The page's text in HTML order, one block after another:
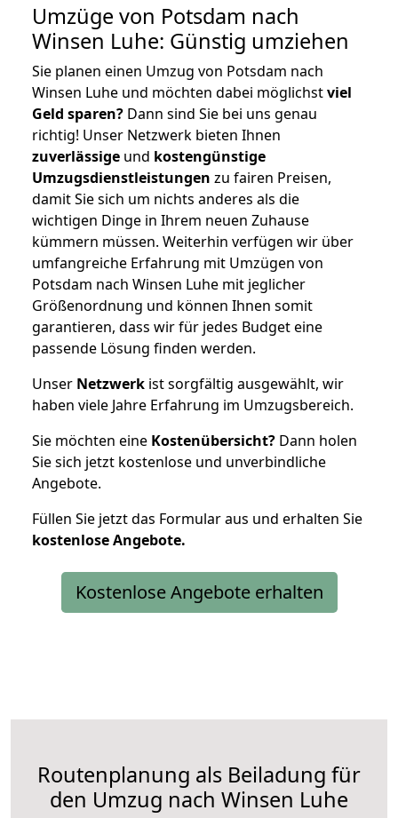
Umzüge von Potsdam nach
Winsen Luhe: Günstig umziehen
Sie planen einen Umzug von Potsdam nach
Winsen Luhe und möchten dabei möglichstviel
Geld sparen? Dann sind Sie bei uns genau
richtig! Unser Netzwerk bieten Ihnen
zuverlässige und kostengünstige
Umzugsdienstleistungen zu fairen Preisen,
damit Sie sich um nichts anderes als die
wichtigen Dinge in Ihrem neuen Zuhause
kümmern müssen. Weiterhin verfügen wir über
umfangreiche Erfahrung mit Umzügen von
Potsdam nach Winsen Luhe mit jeglicher
Größenordnung und können Ihnen somit
garantieren, dass wir für jedes Budget eine
passende Lösung finden werden.
Unser Netzwerk ist sorgfältig ausgewählt, wir
haben viele Jahre Erfahrung im Umzugsbereich.
Sie möchten eine Kostenübersicht? Dann holen
Sie sich jetzt kostenlose und unverbindliche
Angebote.
Füllen Sie jetzt das Formular aus und erhalten Sie
kostenloseAngebote.
Kostenlose Angebote erhalten
Routenplanung als Beiladung für
den Umzug nach Winsen Luhe